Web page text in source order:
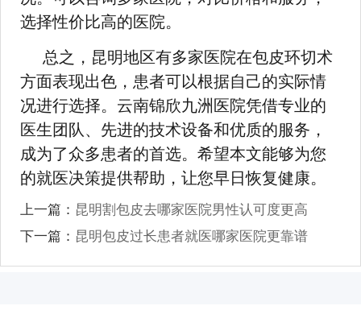
选择性价比高的医院。
总之，昆明地区有多家医院在包皮环切术
方面表现出色，患者可以根据自己的实际情
况进行选择。云南锦欣九洲医院凭借专业的
医生团队、先进的技术设备和优质的服务，
成为了众多患者的首选。希望本文能够为您
的就医决策提供帮助，让您早日恢复健康。
上一篇： 昆明割包皮去哪家医院男性认可度更高
下一篇： 昆明包皮过长患者就医哪家医院更靠谱